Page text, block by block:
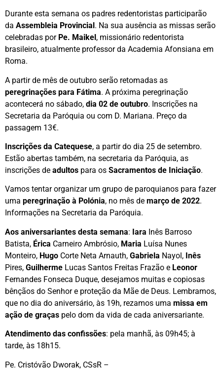
Durante esta semana os padres redentoristas participarão
da Assembleia Provincial . Na sua ausência as missas serão
celebradas por Pe. Maikel , missionário redentorista
brasileiro, atualmente professor da Academia Afonsiana em
Roma.
A partir de mês de outubro serão retomadas as
peregrinações para Fátima. A próxima peregrinação
acontecerá no sábado, dia 02 de outubro. Inscrições na
Secretaria da Paróquia ou com D. Mariana. Preço da
passagem 13€.
Inscrições da Catequese, a partir do dia 25 de setembro.
Estão abertas também, na secretaria da Paróquia, as
inscrições de adultos para os Sacramentos de Iniciação.
Vamos tentar organizar um grupo de paroquianos para fazer
uma peregrinação à Polónia, no mês de março de 2022.
Informações na Secretaria da Paróquia.
Aos aniversariantes desta semana: Iara Inês Barroso
Batista, Érica Carneiro Ambrósio, Maria Luísa Nunes
Monteiro, Hugo Corte Neta Arnauth, Gabriela Nayol, Inês
Pires, Guilherme Lucas Santos Freitas Frazão e Leonor
Fernandes Fonseca Duque, desejamos muitas e copiosas
bênçãos do Senhor e proteção da Mãe de Deus. Lembramos,
que no dia do aniversário, às 19h, rezamos uma missa em
ação de graças pelo dom da vida de cada aniversariante.
Atendimento das confissões: pela manhã, às 09h45; à
tarde, às 18h15.
Pe. Cristóvão Dworak, CSsR –